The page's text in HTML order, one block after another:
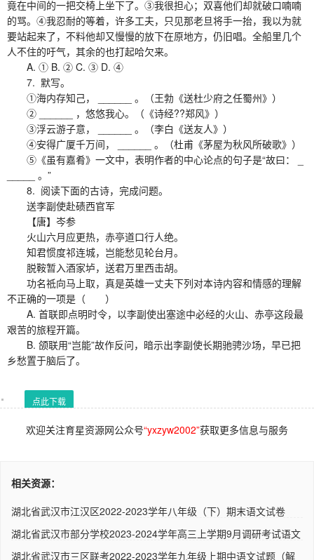
竟在中间的一把交椅上坐下了。③我很担心；双喜他们却就破口喃喃
的骂。④我忍耐的等着，许多工夫，只见那老旦将手一抬，我以为就
要站起来了，不料他却又慢慢的放下在原地方，仍旧唱。全船里几个
人不住的吁气，其余的也打起哈欠来。
A. ① B. ② C. ③ D. ④
7. 默写。
①海内存知己， ______ 。（王勃《送杜少府之任蜀州》）
② ______ ，悠悠我心。（《诗经??郑风》）
③浮云游子意， ______ 。（李白《送友人》）
④安得广厦千万间， ______ 。（杜甫《茅屋为秋风所破歌》）
⑤《虽有嘉肴》一文中，表明作者的中心论点的句子是“故曰： _
_____ 。”
8. 阅读下面的古诗，完成问题。
送李副使赴碛西官军
【唐】岑参
火山六月应更热，赤亭道口行人绝。
知君惯度祁连城，岂能愁见轮台月。
脱鞍暂入酒家垆，送君万里西击胡。
功名祗向马上取，真是英雄一丈夫下列对本诗内容和情感的理解
不正确的一项是（ ）
A. 首联即点明时令，以李副使出塞途中必经的火山、赤亭这段最
艰苦的旅程开篇。
B. 颌联用“岂能”故作反问，暗示出李副使长期驰骋沙场，早已把
乡愁置于脑后了。
点此下载
欢迎关注育星资源网公众号“yxzyw2002”获取更多信息与服务
相关资源：
湖北省武汉市江汉区2022-2023学年八年级（下）期末语文试卷
湖北省武汉市部分学校2023-2024学年高三上学期9月调研考试语文
湖北省武汉市三区联考2022-2023学年九年级上期中语文试题（解